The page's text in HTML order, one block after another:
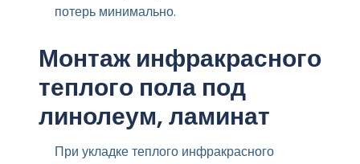
потерь минимально.
Монтаж инфракрасного
теплого пола под
линолеум, ламинат
При укладке теплого инфракрасного